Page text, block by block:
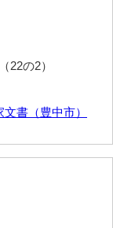
22の2）
書（豊中市）